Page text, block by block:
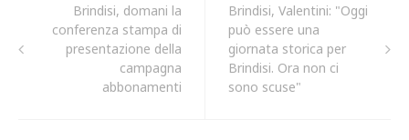
Brindisi, domani la
conferenza stampa di
presentazione della
campagna
abbonamenti
Brindisi, Valentini: "Oggi
può essere una
giornata storica per
Brindisi. Ora non ci
sono scuse"